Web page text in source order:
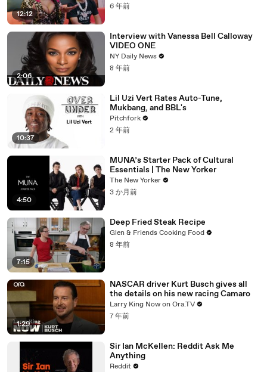
12:12
6 年前
2:06
Interview with Vanessa Bell Calloway
VIDEO ONE
NY Daily News
8 年前
10:37
Lil Uzi Vert Rates Auto-Tune,
Mukbang, and BBL's
Pitchfork
2 年前
4:50
MUNA’s Starter Pack of Cultural
Essentials | The New Yorker
The New Yorker
3 か月前
7:15
Deep Fried Steak Recipe
Glen & Friends Cooking Food
8 年前
1:29
NASCAR driver Kurt Busch gives all
the details on his new racing Camaro
Larry King Now on Ora.TV
7 年前
Sir Ian McKellen: Reddit Ask Me
Anything
Reddit